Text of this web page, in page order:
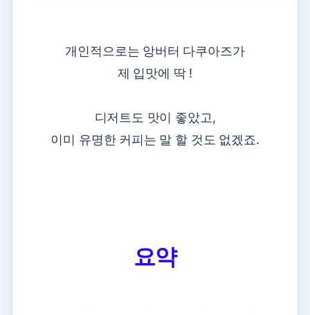
개인적으로는 앙버터 다쿠아즈가
제 입맛에 딱 !
디저트도 맛이 좋았고,
이미 유명한 커피는 말 할 것도 없겠죠.
요약